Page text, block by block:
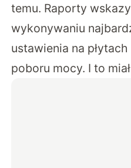
temu. Raporty
wykonywaniu
ustawienia na
poboru mocy. I to